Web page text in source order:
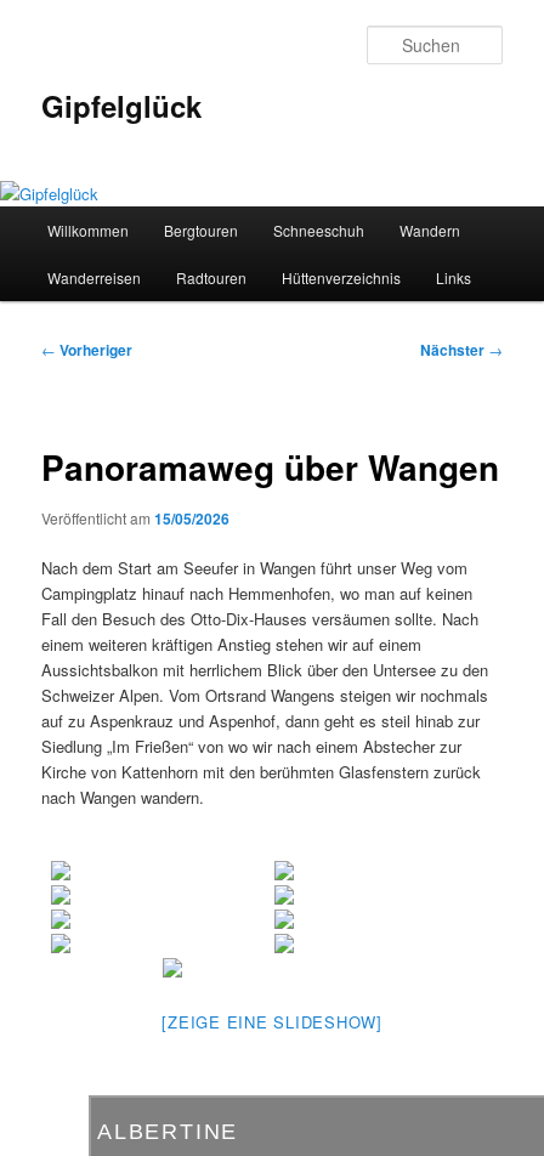
Gipfelglück
Willkommen Bergtouren Schneeschuh Wandern
Wanderreisen Radtouren Hüttenverzeichnis Links
Beitragsnavigation
← Vorheriger Nächster →
Panoramaweg über Wangen
Veröffentlicht am15/05/2026
Nach dem Start am Seeufer in Wangen führt unser Weg vom
Campingplatz hinauf nach Hemmenhofen, wo man auf keinen
Fall den Besuch des Otto-Dix-Hauses versäumen sollte. Nach
einem weiteren kräftigen Anstieg stehen wir auf einem
Aussichtsbalkon mit herrlichem Blick über den Untersee zu den
Schweizer Alpen. Vom Ortsrand Wangens steigen wir nochmals
auf zu Aspenkrauz und Aspenhof, dann geht es steil hinab zur
Siedlung „Im Frießen“ von wo wir nach einem Abstecher zur
Kirche von Kattenhorn mit den berühmten Glasfenstern zurück
nach Wangen wandern.
[ZEIGE EINE SLIDESHOW]
ALBERTINE